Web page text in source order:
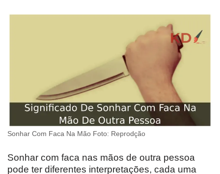
Sonhar Com Faca Na Mão Foto: Reprodção
Sonhar com faca nas mãos de outra pessoa
pode ter diferentes interpretações, cada uma